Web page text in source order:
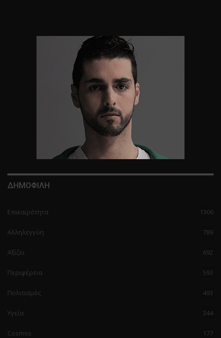
ΔΗΜΟΦΙΛΗ
Επικαιρότητα 1306
Αλληλεγγύη 789
Αξίζει 692
Περιφέρεια 593
Πολιτισμός 493
Υγεία 344
Cosmos 177